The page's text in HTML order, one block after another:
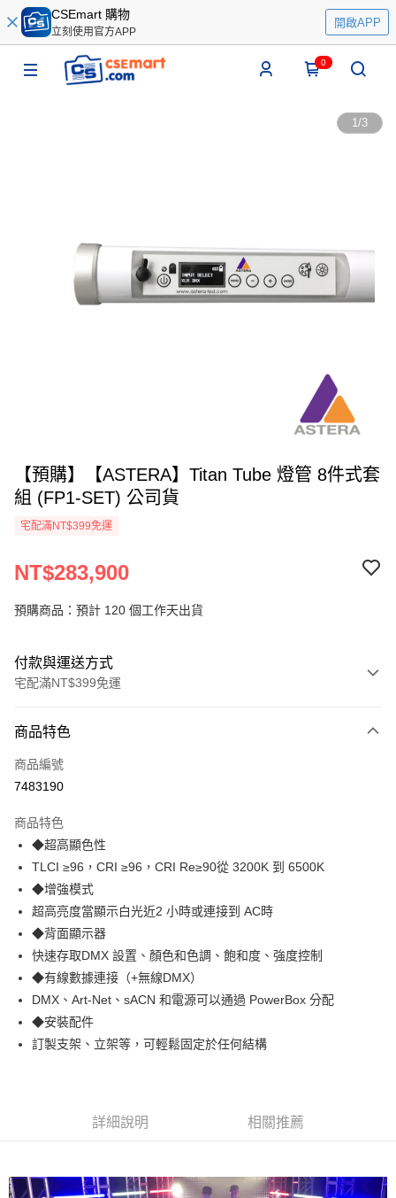
CSEmart 購物
立刻使用官方APP
開啟APP
0
1/3
【預購】【ASTERA】Titan Tube 燈管 8件式套
組 (FP1-SET) 公司貨
宅配滿NT$399免運
NT$283,900
預購商品：預計 120 個工作天出貨
付款與運送方式
宅配滿NT$399免運
信用卡一次付款
信用卡分期付款
合作金庫商業銀行
華南商業銀行
上海商業儲蓄銀行
台北富邦商業銀行
國泰世華商業銀行
臺灣中小企業銀行
台中商業銀行
匯豐（台灣）商業銀行
聯邦商業銀行
元大商業銀行
永豐商業銀行
玉山商業銀行
台新國際商業銀行
中國信託商業銀行
台灣樂天信用卡公司
6 期 0 利率 每期
彰化商業銀行
上海商業儲蓄銀行
國泰世華商業銀行
兆豐國際商業銀行
臺灣中小企業銀行
匯豐（台灣）商業銀行
華泰商業銀行
聯邦商業銀行
元大商業銀行
玉山商業銀行
星展（台灣）商業銀行
台新國際商業銀行
台灣樂天信用卡公司
12 期 0 利率 每期
合作金庫商業銀行
上海商業儲蓄銀行
台北富邦商業銀行
國泰世華商業銀行
臺灣中小企業銀行
台中商業銀行
匯豐（台灣）商業銀行
聯邦商業銀行
遠東國際商業銀行
元大商業銀行
玉山商業銀行
台新國際商業銀行
中國信託商業銀行
LINE Pay
Apple Pay
街口支付
悠遊付
Google Pay
全支付
AFTEE先享後付
AFTEE先享後付是「在收到商品之後才付款」的支付方式。 讓您購物簡單
便利好安心！
商品特色
商品編號
7483190
商品特色
◆超高顯色性
TLCI ≥96，CRI ≥96，CRI Re≥90從 3200K 到 6500K
◆增強模式
超高亮度當顯示白光近2 小時或連接到 AC時
◆背面顯示器
快速存取DMX 設置、顏色和色調、飽和度、強度控制
◆有線數據連接（+無線DMX）
DMX、Art-Net、sACN 和電源可以通過 PowerBox 分配
◆安裝配件
訂製支架、立架等，可輕鬆固定於任何結構
詳細說明 相關推薦